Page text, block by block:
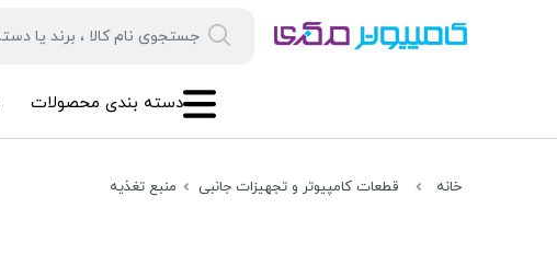
دسته بندی محصولات
خانه قطعات کامپیوتر و تجهیزات جانبی منبع تغذیه